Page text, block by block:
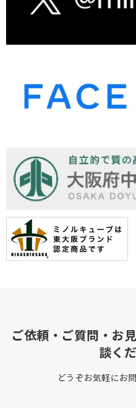
ご依頼・ご質問・お
談く
どうぞお気軽にお